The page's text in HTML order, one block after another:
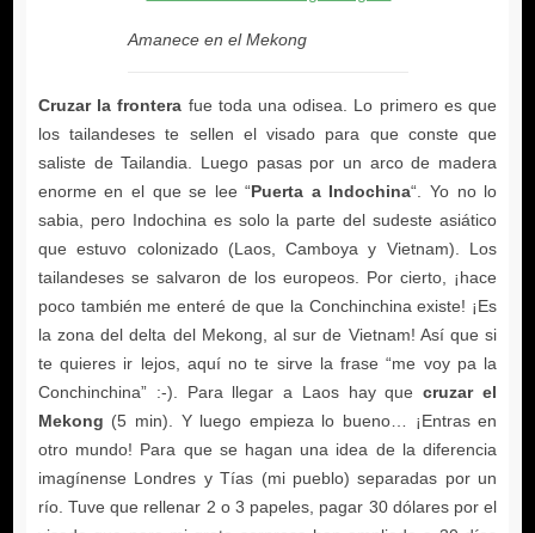
Amanece en el Mekong
Cruzar la frontera
Puerta a Indochina
cruzar el
Mekong